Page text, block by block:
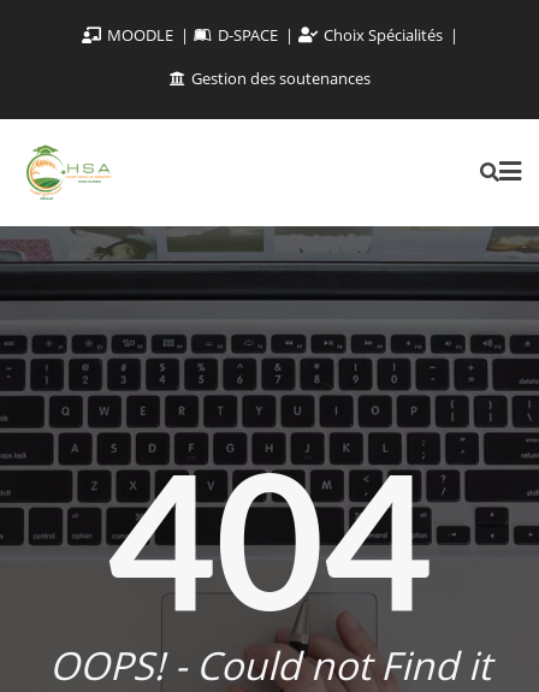
MOODLE D-SPACE
Choix Spécialités
Gestion des soutenances
404
OOPS! - Could not Find it